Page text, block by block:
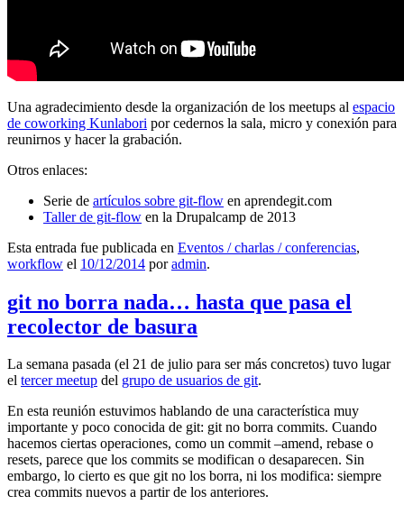
Una agradecimiento desde la organización de los meetups al espacio
de coworking Kunlabori por cedernos la sala, micro y conexión para
reunirnos y hacer la grabación.
Otros enlaces:
Serie de artículos sobre git-flow en aprendegit.com
Taller de git-flow en la Drupalcamp de 2013
Esta entrada fue publicada en Eventos / charlas / conferencias,
workflow el 10/12/2014 poradmin.
git no borra nada… hasta que pasa el
recolector de basura
La semana pasada (el 21 de julio para ser más concretos) tuvo lugar
el tercer meetup del grupo de usuarios de git.
En esta reunión estuvimos hablando de una característica muy
importante y poco conocida de git: git no borra commits. Cuando
hacemos ciertas operaciones, como un commit –amend, rebase o
resets, parece que los commits se modifican o desaparecen. Sin
embargo, lo cierto es que git no los borra, ni los modifica: siempre
crea commits nuevos a partir de los anteriores.